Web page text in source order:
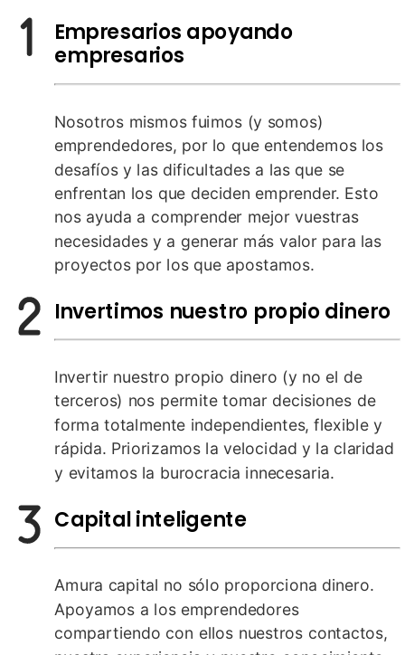
Empresarios apoyando
empresarios
Nosotros mismos fuimos (y somos)
emprendedores, por lo que entendemos los
desafíos y las dificultades a las que se
enfrentan los que deciden emprender. Esto
nos ayuda a comprender mejor vuestras
necesidades y a generar más valor para las
proyectos por los que apostamos.
Invertimos nuestro propio dinero
Invertir nuestro propio dinero (y no el de
terceros) nos permite tomar decisiones de
forma totalmente independientes, flexible y
rápida. Priorizamos la velocidad y la claridad
y evitamos la burocracia innecesaria.
Capital inteligente
Amura capital no sólo proporciona dinero.
Apoyamos a los emprendedores
compartiendo con ellos nuestros contactos,